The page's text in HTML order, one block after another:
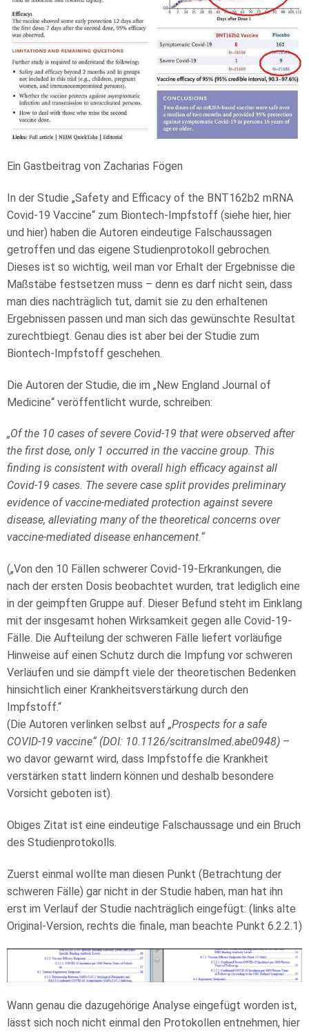
Ein Gastbeitrag von Zacharias Fögen
In der Studie „Safety and Efficacy of the BNT162b2 mRNA
Covid-19 Vaccine“ zum Biontech-Impfstoff (siehe hier, hier
und hier) haben die Autoren eindeutige Falschaussagen
getroffen und das eigene Studienprotokoll gebrochen.
Dieses ist so wichtig, weil man vor Erhalt der Ergebnisse die
Maßstäbe festsetzen muss – denn es darf nicht sein, dass
man dies nachträglich tut, damit sie zu den erhaltenen
Ergebnissen passen und man sich das gewünschte Resultat
zurechtbiegt. Genau dies ist aber bei der Studie zum
Biontech-Impfstoff geschehen.
Die Autoren der Studie, die im „New England Journal of
Medicine“ veröffentlicht wurde, schreiben:
„Of the 10 cases of severe Covid-19 that were observed after
the first dose, only 1 occurred in the vaccine group. This
finding is consistent with overall high efficacy against all
Covid-19 cases. The severe case split provides preliminary
evidence of vaccine-mediated protection against severe
disease, alleviating many of the theoretical concerns over
vaccine-mediated disease enhancement.“
(„Von den 10 Fällen schwerer Covid-19-Erkrankungen, die
nach der ersten Dosis beobachtet wurden, trat lediglich eine
in der geimpften Gruppe auf. Dieser Befund steht im Einklang
mit der insgesamt hohen Wirksamkeit gegen alle Covid-19-
Fälle. Die Aufteilung der schweren Fälle liefert vorläufige
Hinweise auf einen Schutz durch die Impfung vor schweren
Verläufen und sie dämpft viele der theoretischen Bedenken
hinsichtlich einer Krankheitsverstärkung durch den
Impfstoff.“
(Die Autoren verlinken selbst auf „Prospects for a safe
COVID-19 vaccine“ (DOI: 10.1126/scitranslmed.abe0948) –
wo davor gewarnt wird, dass Impfstoffe die Krankheit
verstärken statt lindern können und deshalb besondere
Vorsicht geboten ist).
Obiges Zitat ist eine eindeutige Falschaussage und ein Bruch
des Studienprotokolls.
Zuerst einmal wollte man diesen Punkt (Betrachtung der
schweren Fälle) gar nicht in der Studie haben, man hat ihn
erst im Verlauf der Studie nachträglich eingefügt: (links alte
Original-Version, rechts die finale, man beachte Punkt 6.2.2.1)
Wann genau die dazugehörige Analyse eingefügt worden ist,
lässt sich noch nicht einmal den Protokollen entnehmen, hier